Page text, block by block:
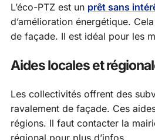
L’éco-PTZ est un prêt sans
d’amélioration énergétique.
de façade. Il est idéal pour les
Aides locales et
Les collectivités offrent des
ravalement de façade. Ces
régions. Il faut contacter la